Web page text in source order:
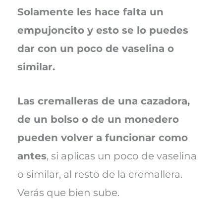
Solamente les hace falta un
empujoncito y esto se lo puedes
dar con un poco de vaselina o
similar.
Las cremalleras de una cazadora,
de un bolso o de un monedero
pueden volver a funcionar como
antes, si aplicas un poco de vaselina
o similar, al resto de la cremallera.
Verás que bien sube.